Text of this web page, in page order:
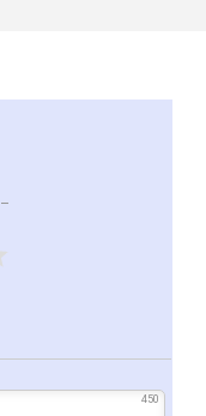
450